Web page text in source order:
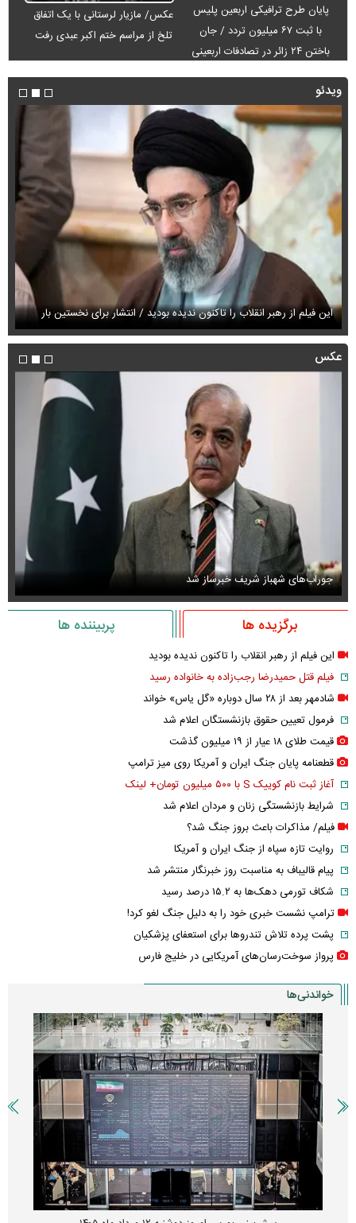
پایان طرح ترافیکی اربعین پلیس
با ثبت ۶۷ میلیون تردد / جان
باختن ۲۴ زائر در تصادفات اربعینی
عکس/ مازیار لرستانی با یک اتفاق
تلخ از مراسم ختم اکبر عبدی رفت
ویدئو
این فیلم از رهبر انقلاب را تاکنون ندیده بودید / انتشار برای نخستین بار
عکس
جوراب‌های شهباز شریف خبرساز شد
برگزیده ها پربیننده ها
این فیلم از رهبر انقلاب را تاکنون ندیده بودید
فیلم قتل حمیدرضا رجب‌زاده به خانواده رسید
شادمهر بعد از ۲۸ سال دوباره «گل یاس» خواند
فرمول تعیین حقوق بازنشستگان اعلام شد
قیمت طلای ۱۸ عیار از ۱۹ میلیون گذشت
قطعنامه پایان جنگ ایران و آمریکا روی میز ترامپ
آغاز ثبت نام کوییک S با ۵۰۰ میلیون تومان+ لینک
شرایط بازنشستگی زنان و مردان اعلام شد
فیلم/ مذاکرات باعث بروز جنگ شد؟
روایت تازه سپاه از جنگ ایران و آمریکا
پیام قالیباف به مناسبت روز خبرنگار منتشر شد
شکاف تورمی دهک‌ها به ۱۵.۲ درصد رسید
ترامپ نشست خبری خود را به دلیل جنگ لغو کرد!
پشت پرده تلاش تندروها برای استعفای پزشکیان
پرواز سوخت‌رسان‌های آمریکایی در خلیج فارس
خواندنی‌ها